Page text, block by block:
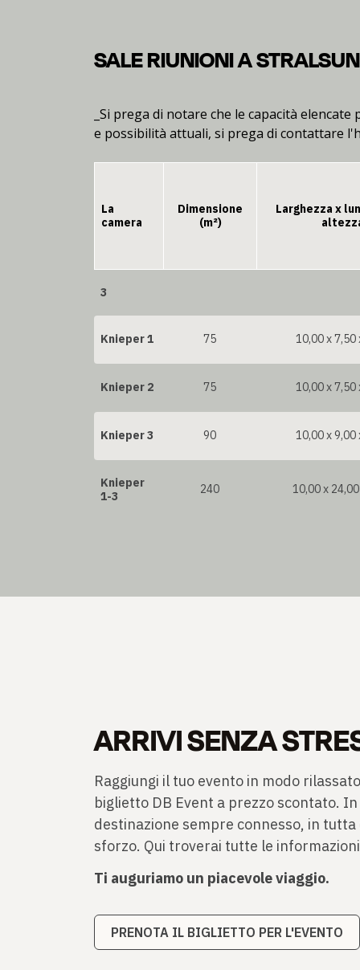
SALE RIUNIONI A
_Si prega di notare che le capacità
e possibilità attuali, si prega di contattare
La
camera
Dimensione
(m²)
Larghezza x
3
Knieper 1 75 10,00 x 7,50
Knieper 2 75 10,00 x 7,50
Knieper 3 90 10,00 x 9,00
Knieper
1-3
240 10,00 x
ARRIVI SENZA
Raggiungi il tuo evento in modo
biglietto DB Event a prezzo scontato.
destinazione sempre connesso, in
sforzo. Qui troverai tutte le
Ti auguriamo un piacevole viaggio.
PRENOTA IL BIGLIETTO PER L'EVENTO